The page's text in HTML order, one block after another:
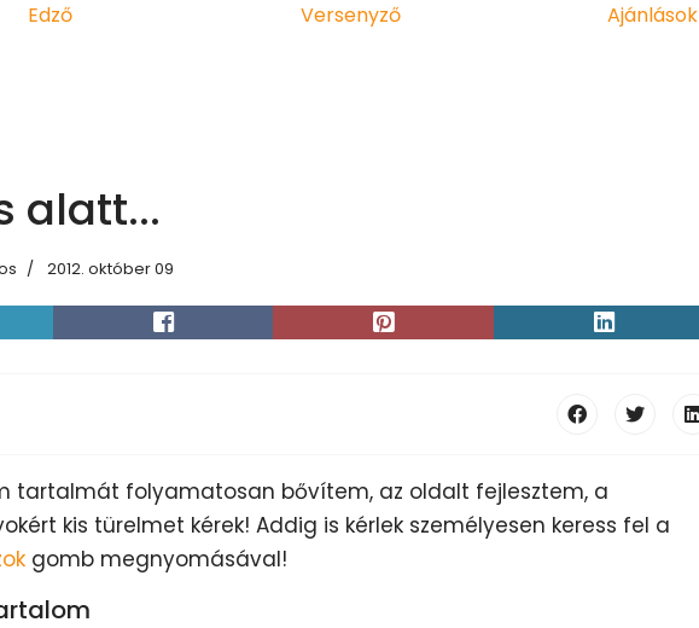
Edző Versenyző Ajánlások
alatt...
2012. október 09
tartalmát folyamatosan bővítem, az oldalt fejlesztem, a
kis türelmet kérek! Addig is kérlek személyesen keress fel a
gomb megnyomásával!